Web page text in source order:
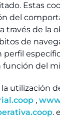
Estas
del
través de la
de
función del
utilización
,
.